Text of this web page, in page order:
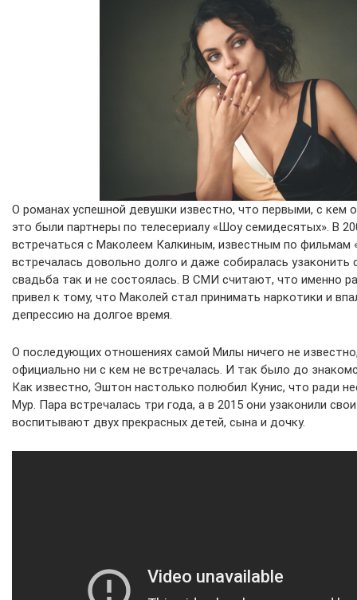
О романах успешной девушки известно, что первыми, с кем
это были партнеры по телесериалу «Шоу семидесятых». В
встречаться с Маколеем Калкиным, известным по фильмам
встречалась довольно долго и даже собиралась узаконить
свадьба так и не состоялась. В СМИ считают, что именно
привел к тому, что Маколей стал принимать наркотики и
депрессию на долгое время.
О последующих отношениях самой Милы ничего не
официально ни с кем не встречалась. И так было до
Как известно, Эштон настолько полюбил Кунис, что ради
Мур. Пара встречалась три года, а в 2015 они узаконили
воспитывают двух прекрасных детей, сына и дочку.